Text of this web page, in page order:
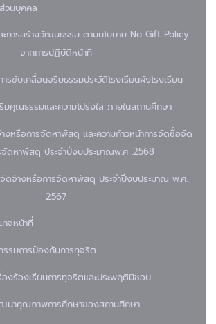
วนบุคคล
ะการสร้างวัฒนธรรม ตามนโยบาย No Gift Policy
จากการปฏิบัติหน้าที่
ารขับเคลื่อนจริยธรรมประวัติโรงเรียนผังโรงเรียน
มคุณธรรมและความโปร่งใส ภายในสถานศึกษา
งหรือการจัดหาพัสดุ และความก้าวหน้าการจัดซื้อจัด
จัดหาพัสดุ ประจำปีงบประมาณพ.ศ .2568
ดจ้างหรือการจัดหาพัสดุ ประจำปีงบประมาณ พ.ศ.
2567
าจหน้าที่
รมการป้องกันการทุจริต
งร้องเรียนการทุจริตและประพฤติมิชอบ
าคุณภาพการศึกษาของสถานศึกษา